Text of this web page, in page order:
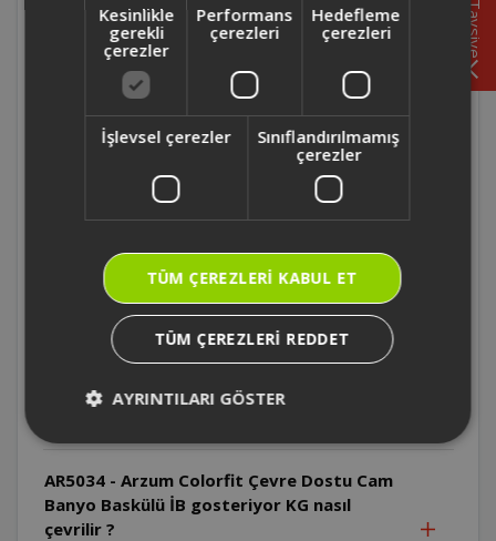
AR5126 - Arzum Stayfit Touch tartım
hassasiyeti nedir ?
AR5126 - Arzum Stayfit Touch maksimum
AR553 - Arzum Vücut Analiz Baskülü Lo
hatası nedir?
AR5034 - Arzum Colorfit Çevre Dostu Cam
Banyo Baskülü Err hatası sebebi nedir?
AR5034 - Arzum Colorfit Çevre Dostu Cam
AR5034 - Arzum Colorfit Çevre Dostu Cam
Banyo Baskülü İB gosteriyor KG nasıl
çevrilir ?
Tavsiye
Kesinlikle
gerekli
çerezler
Performans
çerezleri
Hedefleme
çerezleri
İşlevsel çerezler
Sınıflandırılmamış
çerezler
TÜM ÇEREZLERI KABUL ET
TÜM ÇEREZLERI REDDET
AYRINTILARI GÖSTER